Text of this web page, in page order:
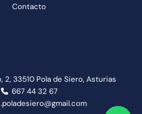
Contacto
2, 33510 Pola de Siero, Asturias
667 44 32 67